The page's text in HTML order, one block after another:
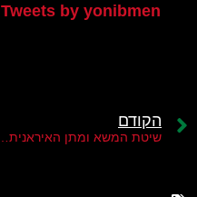
Tweets by yonibmen
הקודם